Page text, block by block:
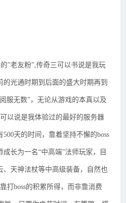
”老友粉”,传奇三可以书说是我玩
光通时期到后面的盛大时期再到
服无数”，无论从游戏的本真以及
以说是我体验过的最好的服务器
天的时间，靠着坚持不懈的boss
长为一名“中高端”法师玩家，目
、天神法杖等中高级装备，自然也
打boss的积累所得，而非靠消费